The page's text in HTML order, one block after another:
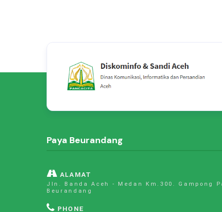
Paya Beurandang
ALAMAT
Jln. Banda Aceh - Medan Km.300. Gampong
Beurandang
PHONE